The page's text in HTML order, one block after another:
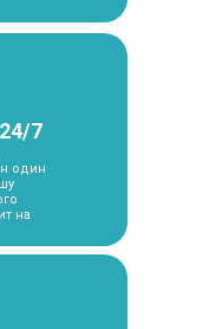
7
один
на